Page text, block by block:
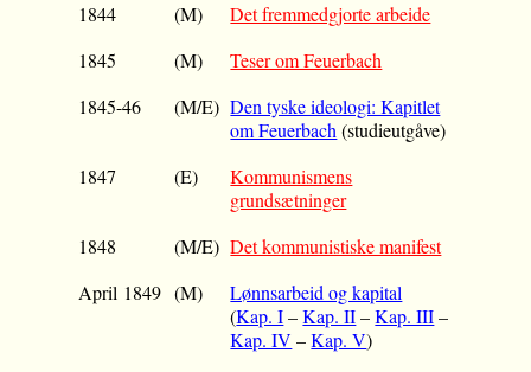
1844
(M)
Det fremmedgjorte arbeide
1845
(M)
Teser om Feuerbach
1845-46
(M/E) Den tyske ideologi: Kapitlet
om Feuerbach(studieutgåve)
1847
(E)
Kommunismens
grundsætninger
1848
(M/E) Det kommunistiske manifest
April 1849 (M)
Lønnsarbeid og kapital
(Kap. I–Kap. II–Kap. III–
Kap. IV –Kap. V)